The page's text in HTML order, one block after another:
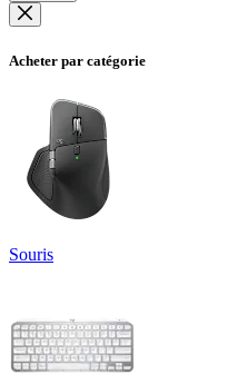
Acheter par catégorie
Souris